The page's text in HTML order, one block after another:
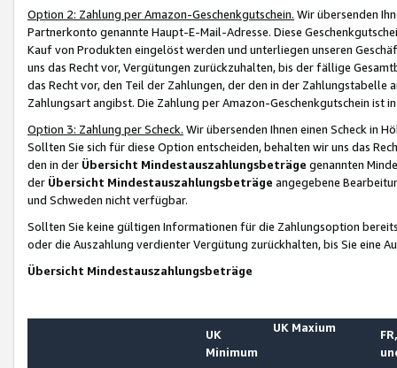
Option 2: Zahlung per Amazon-Geschenkgutschein. Wir übersenden
Partnerkonto genannte Haupt-E-Mail-Adresse. Diese
Kauf von Produkten eingelöst werden und unterliegen unseren
uns das Recht vor, Vergütungen zurückzuhalten, bis der fällige
das Recht vor, den Teil der Zahlungen, der den in der
Zahlungsart angibst. Die Zahlung per Amazon-Geschenkgutschein ist
Option 3: Zahlung per Scheck. Wir übersenden Ihnen einen Scheck in
Sollten Sie sich für diese Option entscheiden, behalten wir uns das
den in der Übersicht Mindestauszahlungsbeträge genannten
der Übersicht Mindestauszahlungsbeträge angegebene
und Schweden nicht verfügbar.
Sollten Sie keine gültigen Informationen für die Zahlungsoption
oder die Auszahlung verdienter Vergütung zurückhalten, bis Sie
Übersicht Mindestauszahlungsbeträge
UK
Minimum
UK Maxium